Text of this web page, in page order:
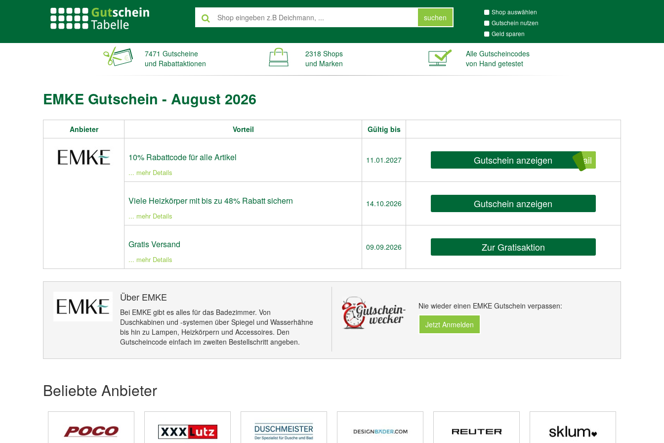
suchen
Shop auswählen
Gutschein nutzen
Geld sparen
7471 Gutscheine
und Rabattaktionen
2318 Shops
und Marken
Alle Gutscheincodes
von Hand getestet
EMKE Gutschein - August 2026
Anbieter Vorteil Gültig bis
10% Rabattcode für alle Artikel
... mehr Details
11.01.2027 Gutschein anzeigen ail
Viele Heizkörper mit bis zu 48% Rabatt sichern
... mehr Details
14.10.2026 Gutschein anzeigen
Gratis Versand
... mehr Details
09.09.2026 Zur Gratisaktion
Über EMKE
Bei EMKE gibt es alles für das Badezimmer. Von
Duschkabinen und -systemen über Spiegel und Wasserhähne
bis hin zu Lampen, Heizkörpern und Accessoires. Den
Gutscheincode einfach im zweiten Bestellschritt angeben.
Nie wieder einen EMKE Gutschein verpassen:
Jetzt Anmelden
Beliebte Anbieter